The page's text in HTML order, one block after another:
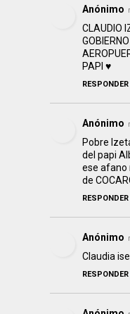
Anónimo
CLAUDIO
PAPI ♥️
RESPONDER
Anónimo
Pobre
del papi
ese afano
de
RESPONDER
Anónimo
Claudia
RESPONDER